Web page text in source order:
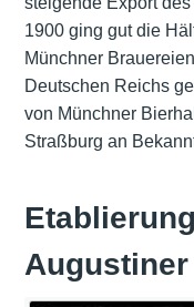
1900 ging gut die
Münchner
Deutschen Reichs
von Münchner
Straßburg an
Augustiner